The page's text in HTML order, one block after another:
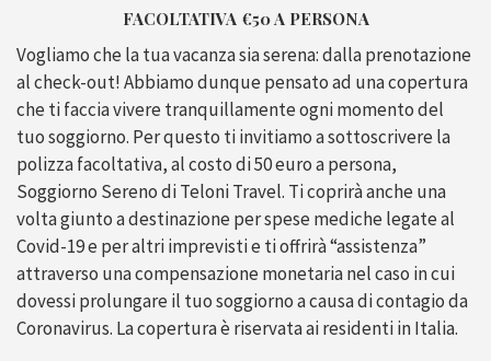
FACOLTATIVA €50 A PERSONA
Vogliamo che la tua vacanza sia serena: dalla prenotazione
al check-out! Abbiamo dunque pensato ad una copertura
che ti faccia vivere tranquillamente ogni momento del
tuo soggiorno. Per questo ti invitiamo a sottoscrivere la
polizza facoltativa, al costo di 50 euro a persona,
Soggiorno Sereno di Teloni Travel. Ti coprirà anche una
volta giunto a destinazione per spese mediche legate al
Covid-19 e per altri imprevisti e ti offrirà “assistenza”
attraverso una compensazione monetaria nel caso in cui
dovessi prolungare il tuo soggiorno a causa di contagio da
Coronavirus. La copertura è riservata ai residenti in Italia.